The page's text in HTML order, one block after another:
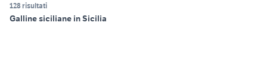
128 risultati
Galline siciliane in Sicilia